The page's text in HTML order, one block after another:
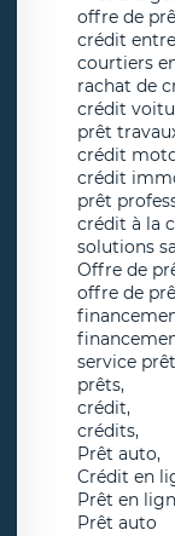
offre de
crédit
courtiers
rachat de
crédit
prêt
crédit
crédit
prêt
crédit à la
solutions
Offre de
offre de
service
prêts,
crédit,
crédits,
Prêt auto,
Crédit en
Prêt en
Prêt auto